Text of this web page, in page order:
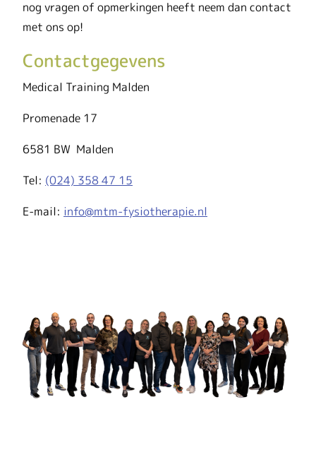
nog vragen of opmerkingen heeft neem dan contact
met ons op!
Contactgegevens
Medical Training Malden
Promenade 17
6581 BW Malden
Tel: (024) 358 47 15
E-mail: info@mtm-fysiotherapie.nl